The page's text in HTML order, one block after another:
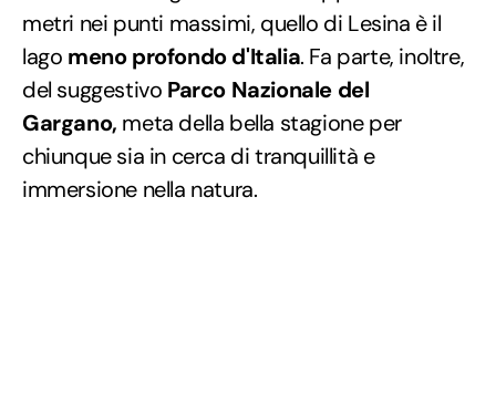
metri nei punti massimi, quello di Lesina è il
lago meno profondo d'Italia. Fa parte, inoltre,
del suggestivo Parco Nazionale del
Gargano, meta della bella stagione per
chiunque sia in cerca di tranquillità e
immersione nella natura.